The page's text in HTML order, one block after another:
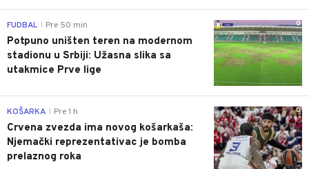
0
FUDBAL Pre 50 min
Potpuno uništen teren na modernom
stadionu u Srbiji: Užasna slika sa
utakmice Prve lige
0
KOŠARKA Pre 1 h
Crvena zvezda ima novog košarkaša:
Njemački reprezentativac je bomba
prelaznog roka